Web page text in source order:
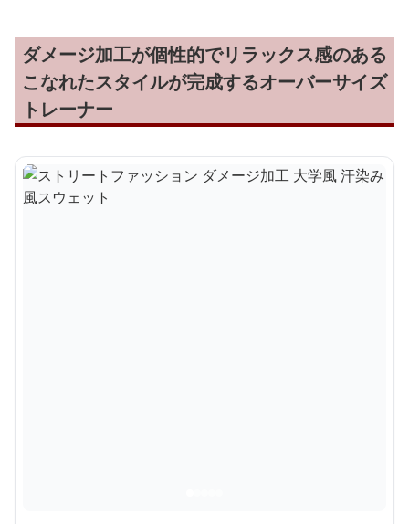
ダメージ加工が個性的でリラックス感のある
こなれたスタイルが完成するオーバーサイズ
トレーナー